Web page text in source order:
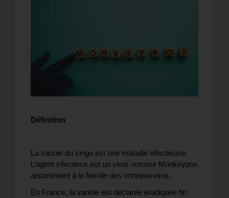
Définition
La variole du singe est une maladie infectieuse.
L’agent infectieux est un virus nommé Monkeypox
appartenant à la famille des orthopoxvirus.
En France, la variole est déclarée éradiquée fin